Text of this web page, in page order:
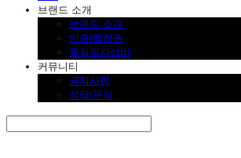
브랜드 소개
브랜드 소개
인증/특허권
품질검사설비
커뮤니티
공지사항
상담/문의